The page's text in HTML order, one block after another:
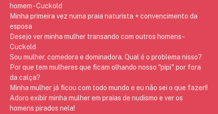
homem - Cuckold
Minha primeira vez numa praia naturista + convencimento da
esposa
Desejo ver minha mulher transando com outros homens -
Cuckold
Sou mulher, comedora e dominadora. Qual é o problema nisso?
Por que tem mulheres que ficam olhando nosso "pipi" por fora
da calça?
Minha mulher já ficou com todo mundo e eu não sei o que fazer!!
Adoro exibir minha mulher em praias de nudismo e ver os
homens pirados nela!